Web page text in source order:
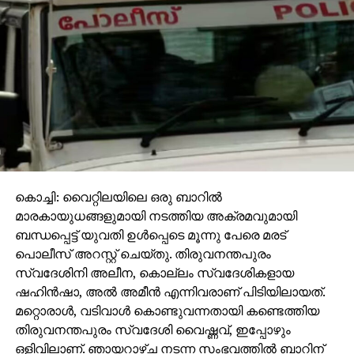
ദിവസം വെയിലേറ്റ് തളര്‍ന്ന വേളയില്‍. എത്രയും വേഗം
നാട്ടിലേക്കും വീട്ടിലേക്കും മടങ്ങാനാണ് എല്ലാവര്‍ക്കും
താല്‍പ്പര്യം. ഇനിയൊരു സമാപന ചടങ്ങ് വേണ്ടെന്നും
അത് സാമ്പത്തിക അധിക
ചെലവാണെന്നുമെല്ലാമാണ് പറയാറുള്ളതെങ്കില്‍
പക്ഷേ മലപ്പുറം കക്ഷി രാഷ്ട്രീയ ഭേദമന്യേ പറയുന്നു-
ചടങ്ങ് വേണം, കേമത്തില്‍ തന്നെ…!
നേരത്തെ പറഞ്ഞ രണ്ട് കാലങ്ങളിലെ മാറ്റത്തില്‍
താല്‍പ്പര്യക്കുറവായിരുന്നു. പക്ഷേ മലപ്പുറത്തേക്ക് മേള
വന്നപ്പോള്‍ അത് ജനകീയമായി മാറി. നാല് ദിവസവും
വലിയ സ്‌റ്റേഡിയം ഫുള്‍. യുനിവേഴ്‌സിറ്റിയുടെ
അതിവിശാല ക്യാമ്പസിലാകെ വാഹനങ്ങള്‍.
ജനപ്രതിനിധികളും നേതാക്കളുമെല്ലാം
സംഘാടനത്തില്‍ എന്തിനും റെഡി. ഭക്ഷണം വിളമ്പാനും
അതിഥികളെ സല്‍ക്കരിക്കാനുമെല്ലാം
ജനപ്രതിനിധികള്‍. പിന്നണിയില്‍ എല്ലാ അധ്യാപക
കൊച്ചി: വൈറ്റിലയിലെ ഒരു ബാറില്‍
മാരകായുധങ്ങളുമായി നടത്തിയ അക്രമവുമായി
ബന്ധപ്പെട്ട് യുവതി ഉള്‍പ്പെടെ മൂന്നു പേരെ മരട്
പൊലീസ് അറസ്റ്റ് ചെയ്തു. തിരുവനന്തപുരം
സ്വദേശിനി അലീന, കൊല്ലം സ്വദേശികളായ
ഷഹിന്‍ഷാ, അല്‍ അമീന്‍ എന്നിവരാണ് പിടിയിലായത്.
മറ്റൊരാള്‍, വടിവാള്‍ കൊണ്ടുവന്നതായി കണ്ടെത്തിയ
തിരുവനന്തപുരം സ്വദേശി വൈഷ്ണവ്, ഇപ്പോഴും
ഒളിവിലാണ്. ഞായറാഴ്ച നടന്ന സംഭവത്തില്‍ ബാറിന്